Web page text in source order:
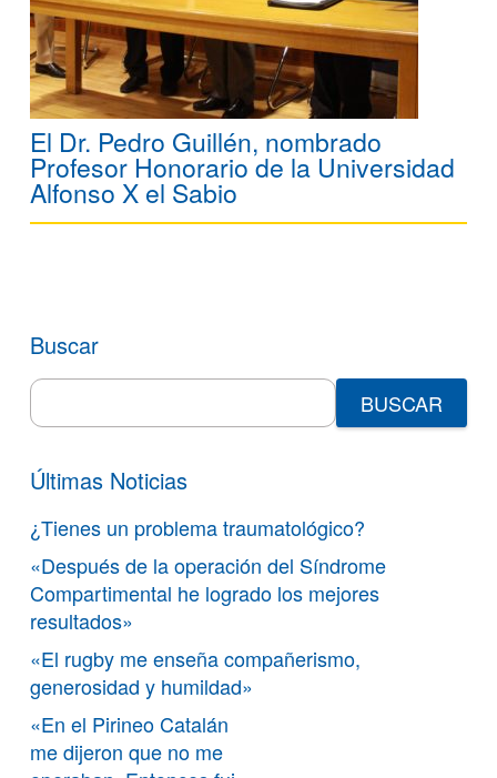
El Dr. Pedro Guillén, nombrado
Profesor Honorario de la Universidad
Alfonso X el Sabio
Buscar
Search
for:
Últimas Noticias
¿Tienes un problema traumatológico?
«Después de la operación del Síndrome
Compartimental he logrado los mejores
resultados»
«El rugby me enseña compañerismo,
generosidad y humildad»
«En el Pirineo Catalán
me dijeron que no me